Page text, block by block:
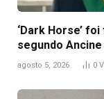
‘Dark Horse’
segundo Ancine
agosto 5, 2026 0